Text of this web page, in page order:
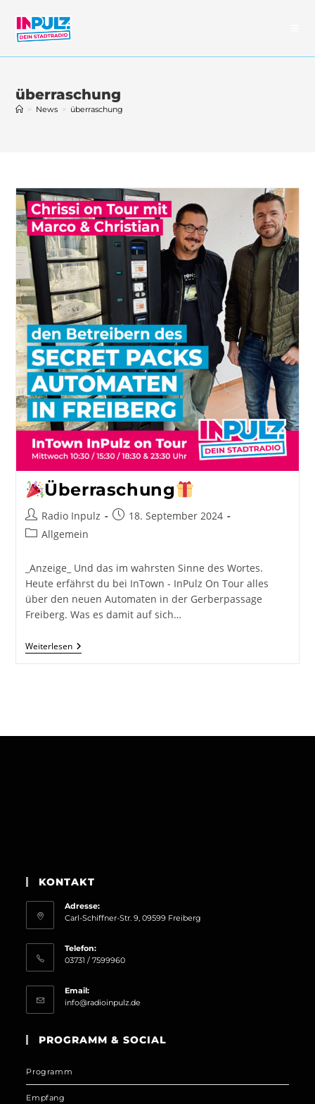
Inhalt
springen
überraschung
> News > überraschung
Überraschung
Beitrags-
Autor:
Radio Inpulz
Beitrag18. September 2024
Beitrags-
Allgemein
_Anzeige_ Und das im wahrsten Sinne des Wortes.
Heute erfährst du bei InTown - InPulz On Tour alles
über den neuen Automaten in der Gerberpassage
Freiberg. Was es damit auf sich…
Weiterlesen
Überraschung
KONTAKT
Adresse:
Carl-Schiffner-Str. 9, 09599 Freiberg
Telefon:
03731 / 7599960
Email:
info@radioinpulz.de
application
PROGRAMM & SOCIAL
Programm
Empfang